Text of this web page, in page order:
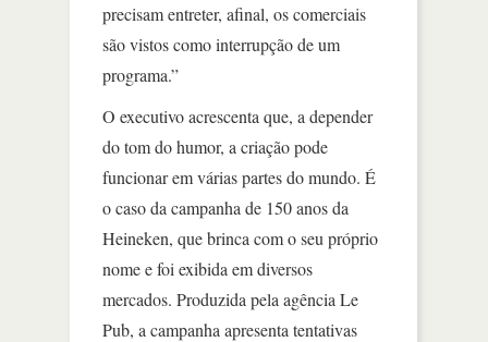
precisam entreter, afinal, os comerciais
são vistos como interrupção de um
programa.”
O executivo acrescenta que, a depender
do tom do humor, a criação pode
funcionar em várias partes do mundo. É
o caso da campanha de 150 anos da
Heineken, que brinca com o seu próprio
nome e foi exibida em diversos
mercados. Produzida pela agência Le
Pub, a campanha apresenta tentativas